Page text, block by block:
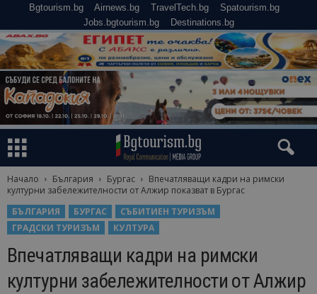
Bgtourism.bg Airnews.bg TravelTech.bg
Spatourism.bg
Jobs.bgtourism.bg
Destinations.bg
Начало България Бургас
Впечатляващи кадри на римски
културни забележителности от Алжир показват в Бургас
БЪЛГАРИЯ
БУРГАС
СЪБИТИЕН ТУРИЗЪМ
ГРАДСКИ ТУРИЗЪМ
КУЛТУРА
Впечатляващи кадри на римски
културни забележителности от Алжир